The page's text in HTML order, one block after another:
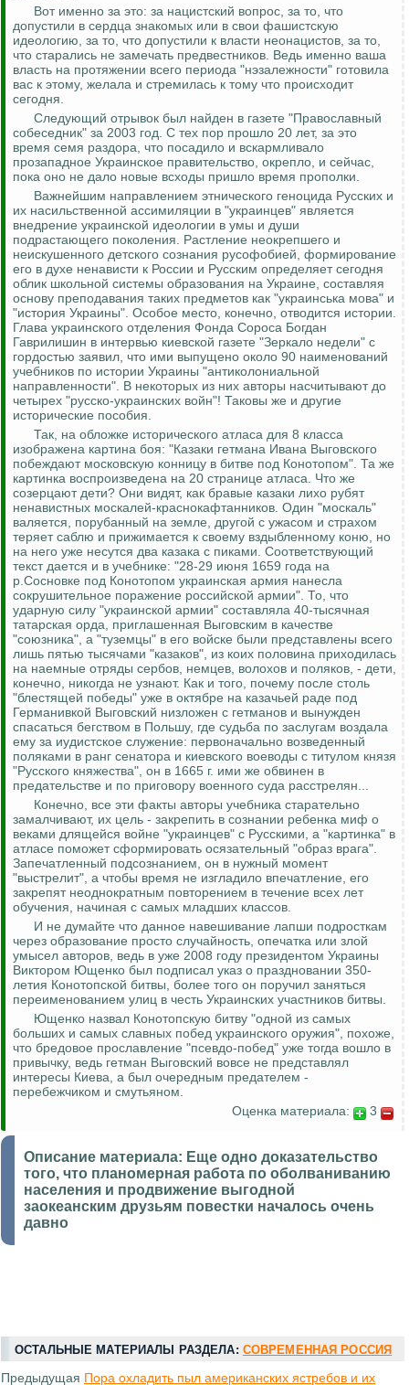
Вот именно за это: за нацистский вопрос, за то, что
допустили в сердца знакомых или в свои фашистскую
идеологию, за то, что допустили к власти неонацистов, за то,
что старались не замечать предвестников. Ведь именно ваша
власть на протяжении всего периода "нэзалежности" готовила
вас к этому, желала и стремилась к тому что происходит
сегодня.
Следующий отрывок был найден в газете "Православный
собеседник" за 2003 год. С тех пор прошло 20 лет, за это
время семя раздора, что посадило и вскармливало
прозападное Украинское правительство, окрепло, и сейчас,
пока оно не дало новые всходы пришло время прополки.
Важнейшим направлением этнического геноцида Русских и
их насильственной ассимиляции в "украинцев" является
внедрение украинской идеологии в умы и души
подрастающего поколения. Растление неокрепшего и
неискушенного детского сознания русофобией, формирование
его в духе ненависти к России и Русским определяет сегодня
облик школьной системы образования на Украине, составляя
основу преподавания таких предметов как "украинська мова" и
"история Украины". Особое место, конечно, отводится истории.
Глава украинского отделения Фонда Сороса Богдан
Гаврилишин в интервью киевской газете "Зеркало недели" с
гордостью заявил, что ими выпущено около 90 наименований
учебников по истории Украины "антиколониальной
направленности". В некоторых из них авторы насчитывают до
четырех "русско-украинских войн"! Таковы же и другие
исторические пособия.
Так, на обложке исторического атласа для 8 класса
изображена картина боя: "Казаки гетмана Ивана Выговского
побеждают московскую конницу в битве под Конотопом". Та же
картинка воспроизведена на 20 странице атласа. Что же
созерцают дети? Они видят, как бравые казаки лихо рубят
ненавистных москалей-краснокафтанников. Один "москаль"
валяется, порубанный на земле, другой с ужасом и страхом
теряет саблю и прижимается к своему вздыбленному коню, но
на него уже несутся два казака с пиками. Соответствующий
текст дается и в учебнике: "28-29 июня 1659 года на
р.Сосновке под Конотопом украинская армия нанесла
сокрушительное поражение российской армии". То, что
ударную силу "украинской армии" составляла 40-тысячная
татарская орда, приглашенная Выговским в качестве
"союзника", а "туземцы" в его войске были представлены всего
лишь пятью тысячами "казаков", из коих половина приходилась
на наемные отряды сербов, немцев, волохов и поляков, - дети,
конечно, никогда не узнают. Как и того, почему после столь
"блестящей победы" уже в октябре на казачьей раде под
Германивкой Выговский низложен с гетманов и вынужден
спасаться бегством в Польшу, где судьба по заслугам воздала
ему за иудистское служение: первоначально возведенный
поляками в ранг сенатора и киевского воеводы с титулом князя
"Русского княжества", он в 1665 г. ими же обвинен в
предательстве и по приговору военного суда расстрелян...
Конечно, все эти факты авторы учебника старательно
замалчивают, их цель - закрепить в сознании ребенка миф о
веками длящейся войне "украинцев" с Русскими, а "картинка" в
атласе поможет сформировать осязательный "образ врага".
Запечатленный подсознанием, он в нужный момент
"выстрелит", а чтобы время не изгладило впечатление, его
закрепят неоднократным повторением в течение всех лет
обучения, начиная с самых младших классов.
И не думайте что данное навешивание лапши подросткам
через образование просто случайность, опечатка или злой
умысел авторов, ведь в уже 2008 году президентом Украины
Виктором Ющенко был подписал указ о праздновании 350-
летия Конотопской битвы, более того он поручил заняться
переименованием улиц в честь Украинских участников битвы.
Ющенко назвал Конотопскую битву "одной из самых
больших и самых славных побед украинского оружия", похоже,
что бредовое прославление "псевдо-побед" уже тогда вошло в
привычку, ведь гетман Выговский вовсе не представлял
интересы Киева, а был очередным предателем -
перебежчиком и смутьяном.
Оценка материала:
3
Описание материала: Еще одно доказательство
того, что планомерная работа по оболваниванию
населения и продвижение выгодной
заокеанским друзьям повестки началось очень
давно
ОСТАЛЬНЫЕ МАТЕРИАЛЫ РАЗДЕЛА: СОВРЕМЕННАЯ РОССИЯ
Предыдущая Пора охладить пыл американских ястребов и их